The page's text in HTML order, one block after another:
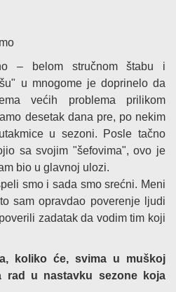
– belom stručnom štabu i
u mnogome je doprinelo da
većih problema prilikom
desetak dana pre, po nekim
u sezoni. Posle tačno
sa svojim "šefovima", ovo je
bio u glavnoj ulozi.
smo i sada smo srećni. Meni
sam opravdao poverenje ljudi
zadatak da vodim tim koji
koliko će, svima u muškoj
rad u nastavku sezone koja